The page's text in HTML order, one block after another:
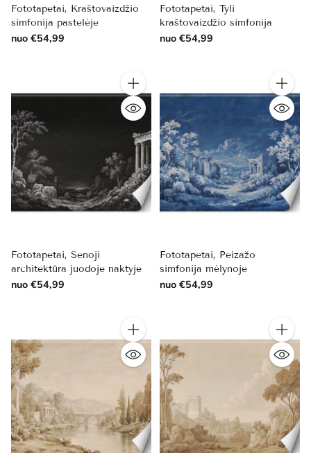
Fototapetai, Kraštovaizdžio
simfonija pastelėje
nuo €54,99
Fototapetai, Tyli
kraštovaizdžio simfonija
nuo €54,99
Kiekis
Fototapetai, Senoji
architektūra juodoje naktyje
nuo €54,99
Kiekis
Fototapetai, Peizažo
simfonija mėlynoje
nuo €54,99
Kiekis Kiekis